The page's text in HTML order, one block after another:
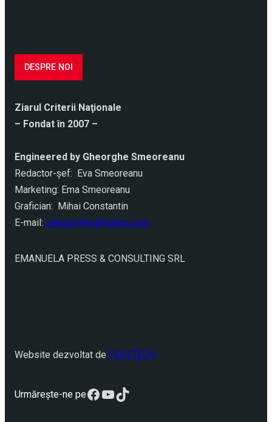
DESPRE NOI
Ziarul Criterii Naţionale
– Fondat în 2007 –
Engineered by Gheorghe Smeoreanu
Redactor-şef: Eva Smeoreanu
Marketing: Ema Smeoreanu
Grafician: Mihai Constantin
E-mail: ziarulcriterii@yahoo.com
EMANUELA PRESS & CONSULTING SRL
Website dezvoltat de POLYTECH
Urmărește-ne peFacebook
YouTube
TikTok